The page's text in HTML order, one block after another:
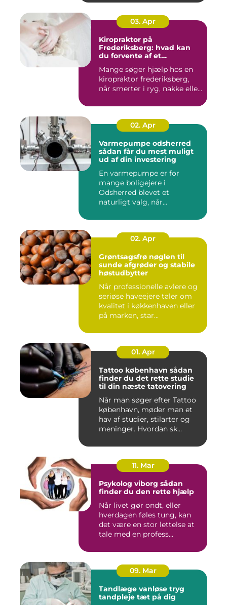
03. Apr
Kiropraktor på
Frederiksberg: hvad kan
du forvente af et
Mange søger hjælp hos en
kiropraktor frederiksberg,
når smerter i ryg, nakke elle...
02. Apr
Varmepumpe odsherred
sådan får du mest muligt
ud af din investering
En varmepumpe er for
mange boligejere i
Odsherred blevet et
naturligt valg, når
02. Apr
Grøntsagsfrø nøglen til
sunde afgrøder og stabile
høstudbytter
Når professionelle avlere og
seriøse haveejere taler om
kvalitet i køkkenhaven eller
på marken, star...
01. Apr
Tattoo københavn sådan
finder du det rette studie
til din næste tatovering
Når man søger efter Tattoo
københavn, møder man et
hav af studier, stilarter og
meninger. Hvordan sk...
11. Mar
Psykolog viborg sådan
finder du den rette hjælp
Når livet gør ondt, eller
hverdagen føles tung, kan
det være en stor lettelse at
tale med en profess...
09. Mar
Tandlæge vanløse tryg
tandpleje tæt på dig